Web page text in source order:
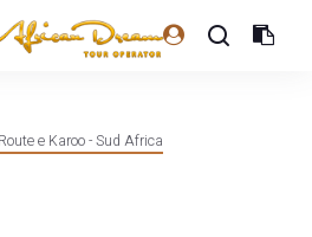
e Karoo - Sud Africa